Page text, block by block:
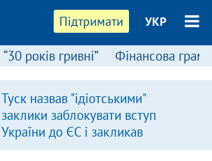
Підтримати УКР
“30 років гривні” Фінансова
Туск назвав "ідіотськими"
заклики заблокувати вступ
України до ЄС і закликав
припинити антиукраїнську